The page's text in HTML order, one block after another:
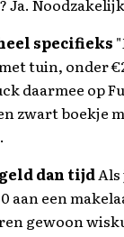
specifieks
tuin, onder
daarmee op
zwart boekje
dan tijdAls
aan een
gewoon